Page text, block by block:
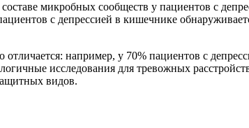
микробных сообществ у пациентов с
с депрессией в кишечнике
отличается: например, у 70% пациентов с
исследования для тревожных
видов.